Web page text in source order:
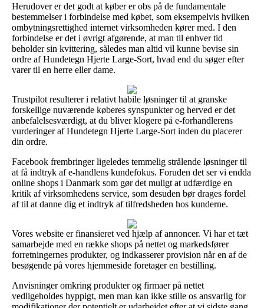
Herudover er det godt at køber er obs på de fundamentale
bestemmelser i forbindelse med købet, som eksempelvis hvilken
ombytningsrettighed internet virksomheden kører med. I den
forbindelse er det i øvrigt afgørende, at man til enhver tid
beholder sin kvittering, således man altid vil kunne bevise sin
ordre af Hundetegn Hjerte Large-Sort, hvad end du søger efter
varer til en herre eller dame.
Trustpilot resulterer i relativt habile løsninger til at granske
forskellige nuværende køberes synspunkter og herved er det
anbefalelsesværdigt, at du bliver klogere på e-forhandlerens
vurderinger af Hundetegn Hjerte Large-Sort inden du placerer
din ordre.
Facebook frembringer ligeledes temmelig strålende løsninger til
at få indtryk af e-handlens kundefokus. Foruden det ser vi endda
online shops i Danmark som gør det muligt at udfærdige en
kritik af virksomhedens service, som desuden bør drages fordel
af til at danne dig et indtryk af tilfredsheden hos kunderne.
Vores website er finansieret ved hjælp af annoncer. Vi har et tæt
samarbejde med en række shops på nettet og markedsfører
forretningernes produkter, og indkasserer provision når en af de
besøgende på vores hjemmeside foretager en bestilling.
Anvisninger omkring produkter og firmaer på nettet
vedligeholdes hyppigt, men man kan ikke stille os ansvarlig for